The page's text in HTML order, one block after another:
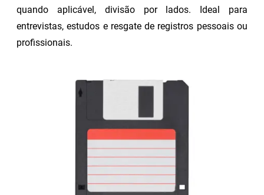
quando aplicável, divisão por lados. Ideal para
entrevistas, estudos e resgate de registros pessoais ou
profissionais.